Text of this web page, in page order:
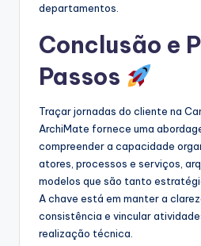
departamentos.
Conclusão e
Passos
Traçar jornadas do cliente na
ArchiMate fornece uma
compreender a capacidade
atores, processos e serviços,
modelos que são tanto
A chave está em manter a
consistência e vincular
realização técnica.